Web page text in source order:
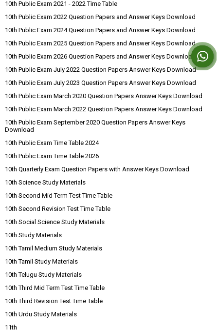
10th Public Exam 2021 - 2022 Time Table
10th Public Exam 2022 Question Papers and Answer Keys Download
10th Public Exam 2024 Question Papers and Answer Keys Download
10th Public Exam 2025 Question Papers and Answer Keys Download
10th Public Exam 2026 Question Papers and Answer Keys Download
10th Public Exam July 2022 Question Papers Answer Keys Download
10th Public Exam July 2023 Question Papers Answer Keys Download
10th Public Exam March 2020 Question Papers Answer Keys Download
10th Public Exam March 2022 Question Papers Answer Keys Download
10th Public Exam September 2020 Question Papers Answer Keys
Download
10th Public Exam Time Table 2024
10th Public Exam Time Table 2026
10th Quarterly Exam Question Papers with Answer Keys Download
10th Science Study Materials
10th Second Mid Term Test Time Table
10th Second Revision Test Time Table
10th Social Science Study Materials
10th Study Materials
10th Tamil Medium Study Materials
10th Tamil Study Materials
10th Telugu Study Materials
10th Third Mid Term Test Time Table
10th Third Revision Test Time Table
10th Urdu Study Materials
11th